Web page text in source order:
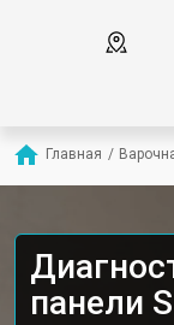
Главная /
панели